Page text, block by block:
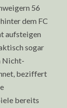
56
dem FC
aufsteigen
sogar
Nicht-
beziffert
bereits